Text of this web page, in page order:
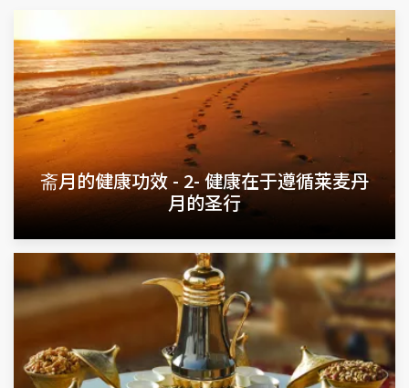
斋月的健康功效 - 2- 健康在于遵循莱麦丹
月的圣行